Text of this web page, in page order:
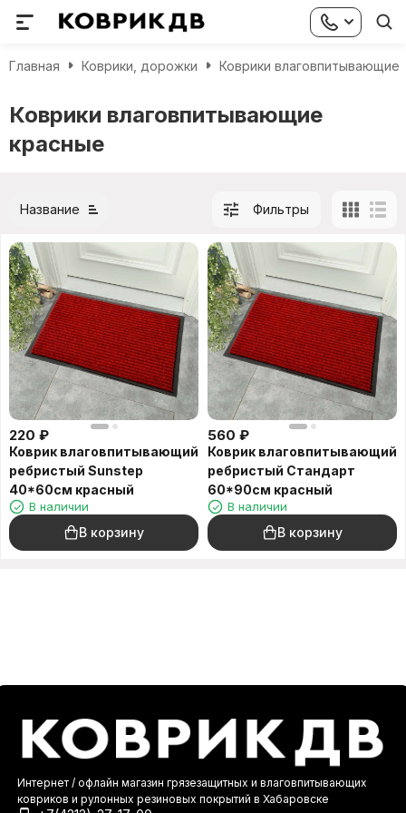
Главная Коврики, дорожки Коврики влаговпитывающие
Коврики влаговпитывающие
красные
Название Фильтры
220 ₽
Коврик влаговпитывающий
ребристый Sunstep
40*60см красный
В наличии
В корзину
560 ₽
Коврик влаговпитывающий
ребристый Стандарт
60*90см красный
В наличии
В корзину
Интернет / офлайн магазин грязезащитных и влаговпитывающих
ковриков и рулонных резиновых покрытий в Хабаровске